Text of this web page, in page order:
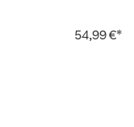
54,99 €*